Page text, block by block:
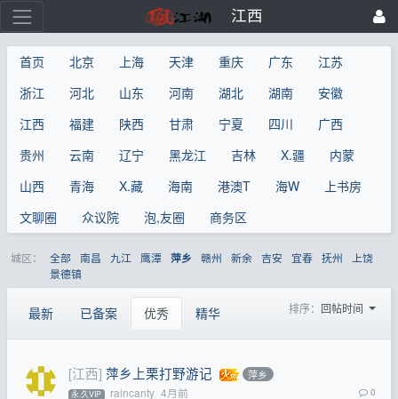
江西
首页 北京 上海 天津 重庆 广东
江苏
浙江
河北 山东 河南 湖北 湖南
安徽
江西
福建 陕西 甘肃 宁夏 四川
广西
贵州
云南 辽宁 黑龙江 吉林 X.疆
内蒙
山西
青海 X.藏 海南 港澳T 海W
上书房
文聊圈
众议院 泡,友圈 商务区
城区： 全部 南昌 九江 鹰潭 萍乡 赣州 新余 吉安 宜春 抚州
上饶
景德镇
最新 已备案 优秀 精华 排序： 回帖时间
[江西] 萍乡上栗打野游记 萍乡
永.久VIP raincanty 4月前 0